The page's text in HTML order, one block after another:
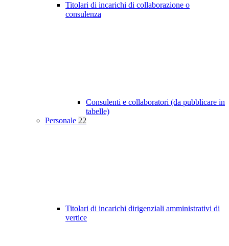
Titolari di incarichi di collaborazione o
consulenza
Consulenti e collaboratori (da pubblicare in
tabelle)
Personale 22
Titolari di incarichi dirigenziali amministrativi di
vertice